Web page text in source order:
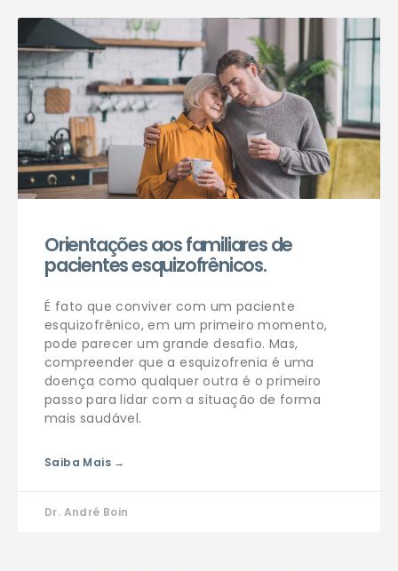
Agendar consulta
Orientações aos familiares de
pacientes esquizofrênicos.
É fato que conviver com um paciente
esquizofrênico, em um primeiro momento,
pode parecer um grande desafio. Mas,
compreender que a esquizofrenia é uma
doença como qualquer outra é o primeiro
passo para lidar com a situação de forma
mais saudável.
Saiba Mais →
Dr. André Boin